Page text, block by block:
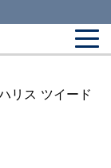
リス ツイード